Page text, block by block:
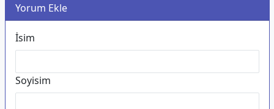
Yorum Ekle
İsim
Soyisim